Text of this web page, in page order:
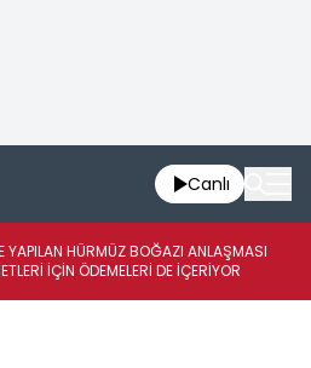
Canlı
YAPILAN HÜRMÜZ BOĞAZI ANLAŞMASI
İÇİN ÖDEMELERİ DE İÇERİYOR